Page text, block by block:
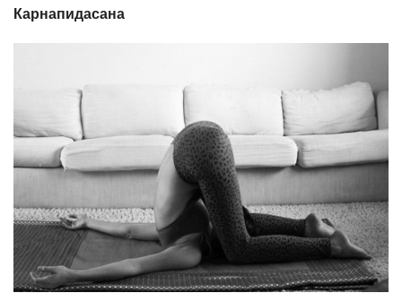
Карнапидасана